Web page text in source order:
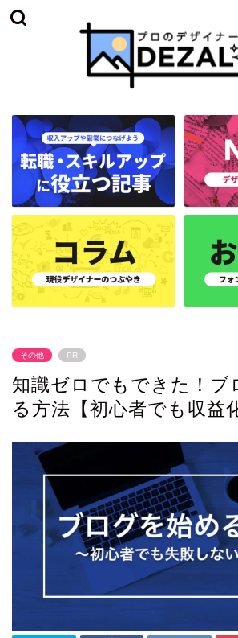
その他 PR
知識ゼロでもできた！ブ
る方法【初心者でも収益